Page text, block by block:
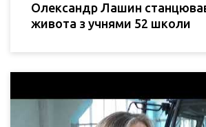
Олександр Лашин
живота з учнями 52 школи